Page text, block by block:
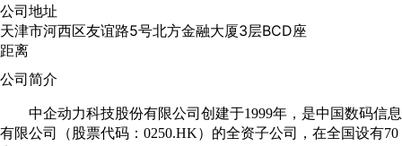
公司地址
天津市河西区友谊路5号北方金融大厦3层BCD座
距离
公司简介
中企动力科技股份有限公司创建于1999年，是中国数码信息
有限公司（股票代码：0250.HK）的全资子公司，在全国设有70